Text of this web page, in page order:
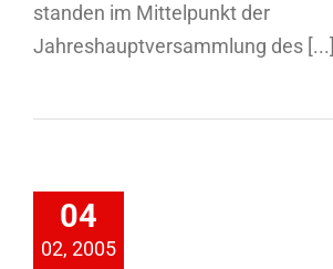
standen im Mittelpunkt der
Jahreshauptversammlung des [...]
04
02, 2005